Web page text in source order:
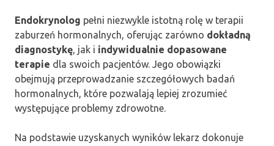
Endokrynolog pełni niezwykle istotną rolę w terapii
zaburzeń hormonalnych, oferując zarówno dokładną
diagnostykę, jak i indywidualnie dopasowane
terapie dla swoich pacjentów. Jego obowiązki
obejmują przeprowadzanie szczegółowych badań
hormonalnych, które pozwalają lepiej zrozumieć
występujące problemy zdrowotne.
Na podstawie uzyskanych wyników lekarz dokonuje